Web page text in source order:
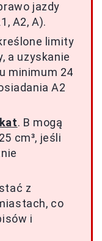
jazdy
A2, A).
limity
a uzyskanie
minimum 24
A2
. B mogą
cm³, jeśli
z
co
i